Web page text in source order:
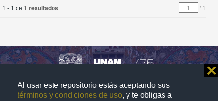
Al usar este repositorio estás aceptando sus
términos y condiciones de uso, y te obligas a
⨯
1 - 1 de 1 resultados /1
Repositorio Institucional de la
Universidad Nacional Autónoma de México